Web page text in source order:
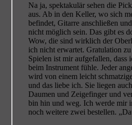
Na ja, spektakulär sehen die
aus. Ab in den Keller, wo sich
befindet, Gitarre anschließen
nicht möglich sein. Das gibt es
Wow, die sind wirklich der
ich nicht erwartet. Gratulation
Spielen ist mir aufgefallen, dass
beim Instrument fühle. Jeder
wird von einem leicht
und das liebe ich. Sie liegen
Daumen und Zeigefinger und
bin hin und weg. Ich werde mir
noch weitere zwei bestellen.